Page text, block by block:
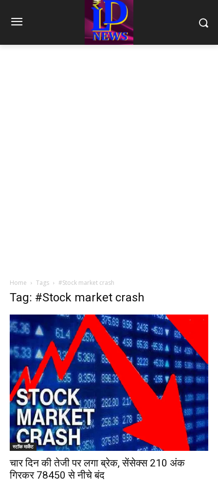
Home Tags #Stock market crash
Tag: #Stock market crash
स्टॉक मार्केट
चार दिन की तेजी पर लगा ब्रेक, सेंसेक्स 210 अंक
गिरकर 78450 से नीचे बंद